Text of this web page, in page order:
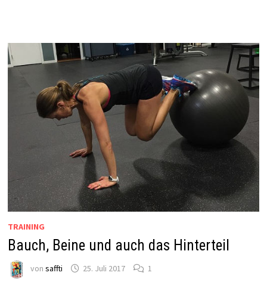
TRAINING
Bauch, Beine und auch das Hinterteil
von saffti 25. Juli 2017 1